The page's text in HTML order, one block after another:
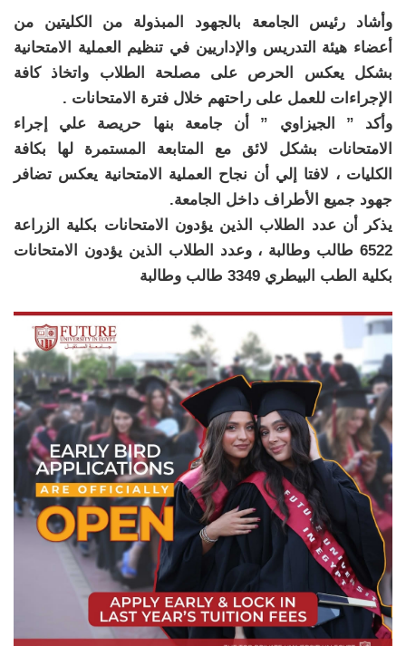
وأشاد رئيس الجامعة بالجهود المبذولة من الكليتين من
أعضاء هيئة التدريس والإداريين في تنظيم العملية الامتحانية
بشكل يعكس الحرص على مصلحة الطلاب واتخاذ كافة
الإجراءات للعمل على راحتهم خلال فترة الامتحانات .
وأكد ” الجيزاوي ” أن جامعة بنها حريصة علي إجراء
الامتحانات بشكل لائق مع المتابعة المستمرة لها بكافة
الكليات ، لافتا إلي أن نجاح العملية الامتحانية يعكس تضافر
جهود جميع الأطراف داخل الجامعة.
يذكر أن عدد الطلاب الذين يؤدون الامتحانات بكلية الزراعة
6522 طالب وطالبة ، وعدد الطلاب الذين يؤدون الامتحانات
بكلية الطب البيطري 3349 طالب وطالبة